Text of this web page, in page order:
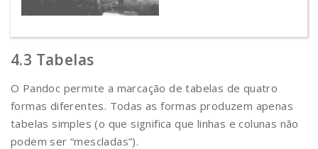
Tabelas
O Pandoc permite a marcação de tabelas de quatro
formas diferentes. Todas as formas produzem apenas
tabelas simples (o que significa que linhas e colunas não
podem ser “mescladas”).